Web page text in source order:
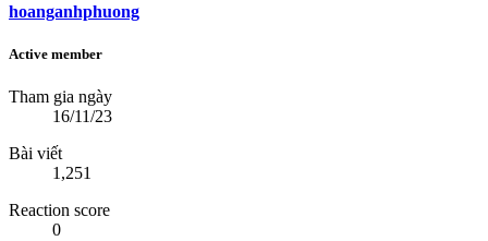
hoanganhphuong
Active member
Tham gia ngày
16/11/23
Bài viết
1,251
Reaction score
0